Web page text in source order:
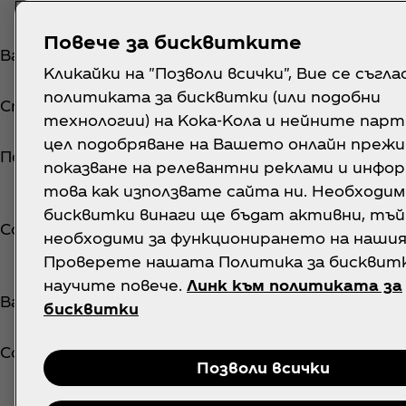
Варна
ул. "Христо Смирненски" №2
Инмедио (Inmedio)
Ст. Загора ул. "Хан Аспарух" №30 обект
Перник ул. "6-ти май" №1 обект Инмедио
София
ж.к. "Надежда", ул. "Хан Кубрат"
Инмедио (Inmedio)
Варна
бул. "3-ти март" №77 (Владислав
София бул. "Асен Йорданов" №7 обект
Повече за бисквитките
Кликайки на "Позволи всички", Вие се
политиката за бисквитки (или подобни
технологии) на Кока-Кола и нейните
цел подобряване на Вашето онлайн
показване на релевантни реклами и
това как използвате сайта ни.
бисквитки винаги ще бъдат активни,
необходими за функционирането на
Проверете нашата Политика за
научите повече. Линк към политиката за
бисквитки
Позволи всички